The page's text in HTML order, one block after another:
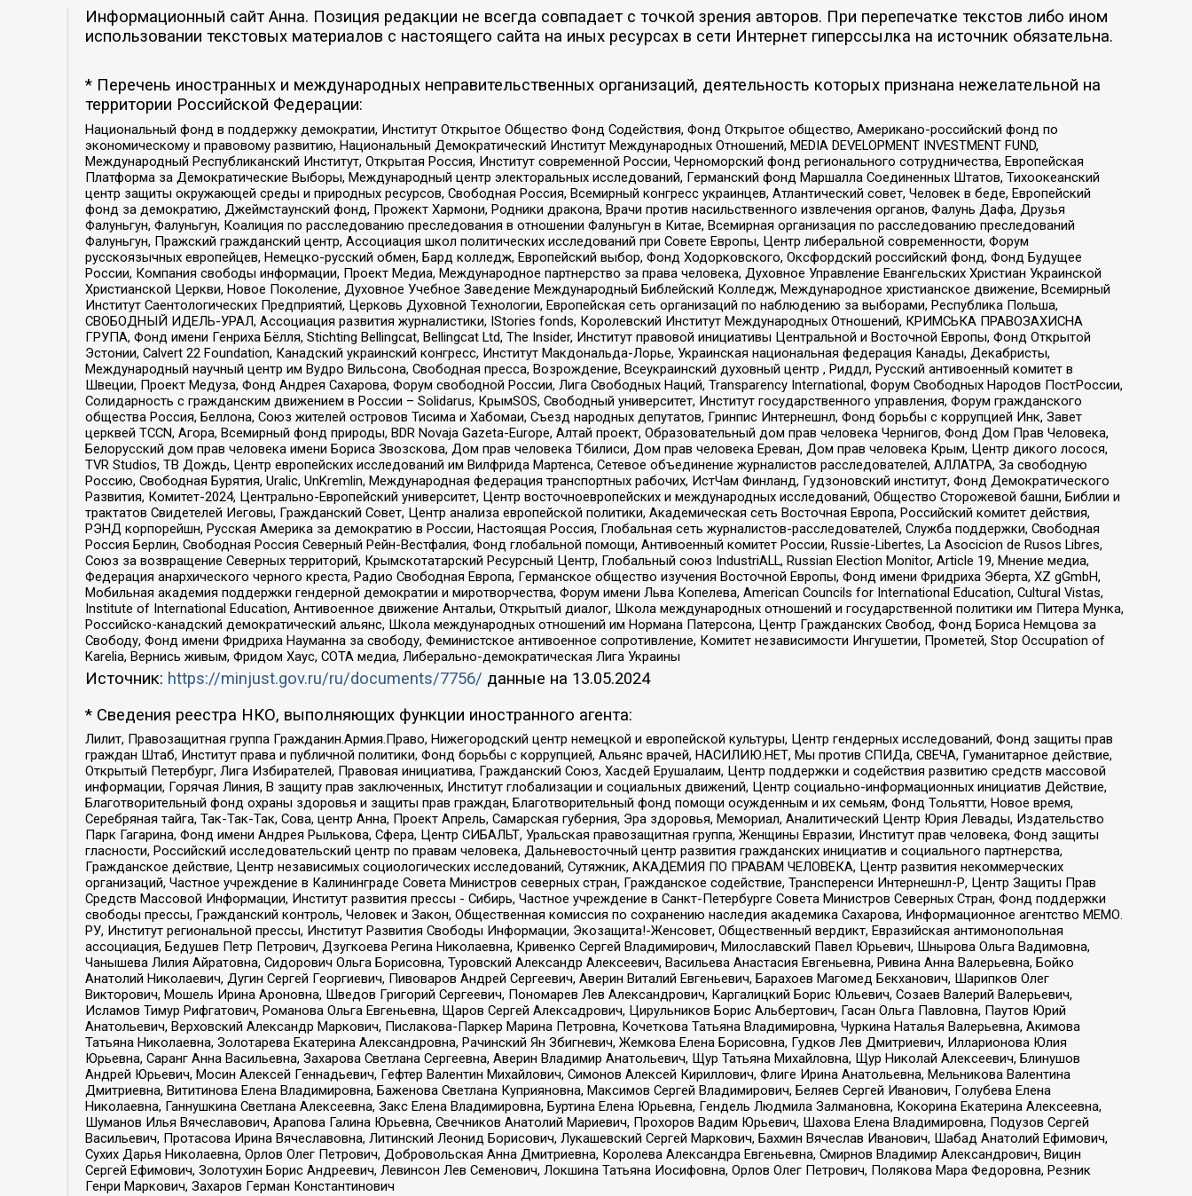
Информационный сайт Анна. Позиция редакции не всегда совпадает с точкой зрения авторов. При перепечатке текстов либо ином
использовании текстовых материалов с настоящего сайта на иных ресурсах в сети Интернет гиперссылка на источник обязательна.
* Перечень иностранных и международных неправительственных организаций, деятельность которых признана нежелательной на
территории Российской Федерации:
Национальный фонд в поддержку демократии, Институт Открытое Общество Фонд Содействия, Фонд Открытое общество, Американо-российский фонд по
экономическому и правовому развитию, Национальный Демократический Институт Международных Отношений, MEDIA DEVELOPMENT INVESTMENT FUND,
Международный Республиканский Институт, Открытая Россия, Институт современной России, Черноморский фонд регионального сотрудничества, Европейская
Платформа за Демократические Выборы, Международный центр электоральных исследований, Германский фонд Маршалла Соединенных Штатов, Тихоокеанский
центр защиты окружающей среды и природных ресурсов, Свободная Россия, Всемирный конгресс украинцев, Атлантический совет, Человек в беде, Европейский
фонд за демократию, Джеймстаунский фонд, Прожект Хармони, Родники дракона, Врачи против насильственного извлечения органов, Фалунь Дафа, Друзья
Фалуньгун, Фалуньгун, Коалиция по расследованию преследования в отношении Фалуньгун в Китае, Всемирная организация по расследованию преследований
Фалуньгун, Пражский гражданский центр, Ассоциация школ политических исследований при Совете Европы, Центр либеральной современности, Форум
русскоязычных европейцев, Немецко-русский обмен, Бард колледж, Европейский выбор, Фонд Ходорковского, Оксфордский российский фонд, Фонд Будущее
России, Компания свободы информации, Проект Медиа, Международное партнерство за права человека, Духовное Управление Евангельских Христиан Украинской
Христианской Церкви, Новое Поколение, Духовное Учебное Заведение Международный Библейский Колледж, Международное христианское движение, Всемирный
Институт Саентологических Предприятий, Церковь Духовной Технологии, Европейская сеть организаций по наблюдению за выборами, Республика Польша,
СВОБОДНЫЙ ИДЕЛЬ-УРАЛ, Ассоциация развития журналистики, IStories fonds, Королевский Институт Международных Отношений, КРИМСЬКА ПРАВОЗАХИСНА
ГРУПА, Фонд имени Генриха Бёлля, Stichting Bellingcat, Bellingcat Ltd, The Insider, Институт правовой инициативы Центральной и Восточной Европы, Фонд Открытой
Эстонии, Calvert 22 Foundation, Канадский украинский конгресс, Институт Макдональда-Лорье, Украинская национальная федерация Канады, Декабристы,
Международный научный центр им Вудро Вильсона, Свободная пресса, Возрождение, Всеукраинский духовный центр , Риддл, Русский антивоенный комитет в
Швеции, Проект Медуза, Фонд Андрея Сахарова, Форум свободной России, Лига Свободных Наций, Transparеncy International, Форум Свободных Народов ПостРоссии,
Солидарность с гражданским движением в России – Solidarus, КрымSOS, Свободный университет, Институт государственного управления, Форум гражданского
общества Россия, Беллона, Союз жителей островов Тисима и Хабомаи, Съезд народных депутатов, Гринпис Интернешнл, Фонд борьбы с коррупцией Инк, Завет
церквей TCCN, Агора, Всемирный фонд природы, BDR Novaja Gazeta-Europe, Алтай проект, Образовательный дом прав человека Чернигов, Фонд Дом Прав Человека,
Белорусский дом прав человека имени Бориса Звозскова, Дом прав человека Тбилиси, Дом прав человека Ереван, Дом прав человека Крым, Центр дикого лосося,
TVR Studios, ТВ Дождь, Центр европейских исследований им Вилфрида Мартенса, Сетевое объединение журналистов расследователей, АЛЛАТРА, За свободную
Россию, Свободная Бурятия, Uralic, UnKremlin, Международная федерация транспортных рабочих, ИстЧам Финланд, Гудзоновский институт, Фонд Демократического
Развития, Комитет-2024, Центрально-Европейский университет, Центр восточноевропейских и международных исследований, Общество Сторожевой башни, Библии и
трактатов Свидетелей Иеговы, Гражданский Совет, Центр анализа европейской политики, Академическая сеть Восточная Европа, Российский комитет действия,
РЭНД корпорейшн, Русская Америка за демократию в России, Настоящая Россия, Глобальная сеть журналистов-расследователей, Служба поддержки, Свободная
Россия Берлин, Свободная Россия Северный Рейн-Вестфалия, Фонд глобальной помощи, Антивоенный комитет России, Russie-Libertes, La Asocicion de Rusos Libres,
Союз за возвращение Северных территорий, Крымскотатарский Ресурсный Центр, Глобальный союз IndustriALL, Russian Election Monitor, Article 19, Мнение медиа,
Федерация анархического черного креста, Радио Свободная Европа, Германское общество изучения Восточной Европы, Фонд имени Фридриха Эберта, XZ gGmbH,
Мобильная академия поддержки гендерной демократии и миротворчества, Форум имени Льва Копелева, American Councils for International Education, Cultural Vistas,
Institute of International Education, Антивоенное движение Антальи, Открытый диалог, Школа международных отношений и государственной политики им Питера Мунка,
Российско-канадский демократический альянс, Школа международных отношений им Нормана Патерсона, Центр Гражданских Свобод, Фонд Бориса Немцова за
Свободу, Фонд имени Фридриха Науманна за свободу, Феминистское антивоенное сопротивление, Комитет независимости Ингушетии, Прометей, Stop Occupation of
Karelia, Вернись живым, Фридом Хаус, СОТА медиа, Либерально-демократическая Лига Украины
Источник: https://minjust.gov.ru/ru/documents/7756/ данные на 13.05.2024
* Сведения реестра НКО, выполняющих функции иностранного агента:
Лилит, Правозащитная группа Гражданин.Армия.Право, Нижегородский центр немецкой и европейской культуры, Центр гендерных исследований, Фонд защиты прав
граждан Штаб, Институт права и публичной политики, Фонд борьбы с коррупцией, Альянс врачей, НАСИЛИЮ.НЕТ, Мы против СПИДа, СВЕЧА, Гуманитарное действие,
Открытый Петербург, Лига Избирателей, Правовая инициатива, Гражданский Союз, Хасдей Ерушалаим, Центр поддержки и содействия развитию средств массовой
информации, Горячая Линия, В защиту прав заключенных, Институт глобализации и социальных движений, Центр социально-информационных инициатив Действие,
Благотворительный фонд охраны здоровья и защиты прав граждан, Благотворительный фонд помощи осужденным и их семьям, Фонд Тольятти, Новое время,
Серебряная тайга, Так-Так-Так, Сова, центр Анна, Проект Апрель, Самарская губерния, Эра здоровья, Мемориал, Аналитический Центр Юрия Левады, Издательство
Парк Гагарина, Фонд имени Андрея Рылькова, Сфера, Центр СИБАЛЬТ, Уральская правозащитная группа, Женщины Евразии, Институт прав человека, Фонд защиты
гласности, Российский исследовательский центр по правам человека, Дальневосточный центр развития гражданских инициатив и социального партнерства,
Гражданское действие, Центр независимых социологических исследований, Сутяжник, АКАДЕМИЯ ПО ПРАВАМ ЧЕЛОВЕКА, Центр развития некоммерческих
организаций, Частное учреждение в Калининграде Совета Министров северных стран, Гражданское содействие, Трансперенси Интернешнл-Р, Центр Защиты Прав
Средств Массовой Информации, Институт развития прессы - Сибирь, Частное учреждение в Санкт-Петербурге Совета Министров Северных Стран, Фонд поддержки
свободы прессы, Гражданский контроль, Человек и Закон, Общественная комиссия по сохранению наследия академика Сахарова, Информационное агентство МЕМО.
РУ, Институт региональной прессы, Институт Развития Свободы Информации, Экозащита!-Женсовет, Общественный вердикт, Евразийская антимонопольная
ассоциация, Бедушев Петр Петрович, Дзугкоева Регина Николаевна, Кривенко Сергей Владимирович, Милославский Павел Юрьевич, Шнырова Ольга Вадимовна,
Чанышева Лилия Айратовна, Сидорович Ольга Борисовна, Туровский Александр Алексеевич, Васильева Анастасия Евгеньевна, Ривина Анна Валерьевна, Бойко
Анатолий Николаевич, Дугин Сергей Георгиевич, Пивоваров Андрей Сергеевич, Аверин Виталий Евгеньевич, Барахоев Магомед Бекханович, Шарипков Олег
Викторович, Мошель Ирина Ароновна, Шведов Григорий Сергеевич, Пономарев Лев Александрович, Каргалицкий Борис Юльевич, Созаев Валерий Валерьевич,
Исламов Тимур Рифгатович, Романова Ольга Евгеньевна, Щаров Сергей Алексадрович, Цирульников Борис Альбертович, Гасан Ольга Павловна, Паутов Юрий
Анатольевич, Верховский Александр Маркович, Пислакова-Паркер Марина Петровна, Кочеткова Татьяна Владимировна, Чуркина Наталья Валерьевна, Акимова
Татьяна Николаевна, Золотарева Екатерина Александровна, Рачинский Ян Збигневич, Жемкова Елена Борисовна, Гудков Лев Дмитриевич, Илларионова Юлия
Юрьевна, Саранг Анна Васильевна, Захарова Светлана Сергеевна, Аверин Владимир Анатольевич, Щур Татьяна Михайловна, Щур Николай Алексеевич, Блинушов
Андрей Юрьевич, Мосин Алексей Геннадьевич, Гефтер Валентин Михайлович, Симонов Алексей Кириллович, Флиге Ирина Анатольевна, Мельникова Валентина
Дмитриевна, Вититинова Елена Владимировна, Баженова Светлана Куприяновна, Максимов Сергей Владимирович, Беляев Сергей Иванович, Голубева Елена
Николаевна, Ганнушкина Светлана Алексеевна, Закс Елена Владимировна, Буртина Елена Юрьевна, Гендель Людмила Залмановна, Кокорина Екатерина Алексеевна,
Шуманов Илья Вячеславович, Арапова Галина Юрьевна, Свечников Анатолий Мариевич, Прохоров Вадим Юрьевич, Шахова Елена Владимировна, Подузов Сергей
Васильевич, Протасова Ирина Вячеславовна, Литинский Леонид Борисович, Лукашевский Сергей Маркович, Бахмин Вячеслав Иванович, Шабад Анатолий Ефимович,
Сухих Дарья Николаевна, Орлов Олег Петрович, Добровольская Анна Дмитриевна, Королева Александра Евгеньевна, Смирнов Владимир Александрович, Вицин
Сергей Ефимович, Золотухин Борис Андреевич, Левинсон Лев Семенович, Локшина Татьяна Иосифовна, Орлов Олег Петрович, Полякова Мара Федоровна, Резник
Генри Маркович, Захаров Герман Константинович